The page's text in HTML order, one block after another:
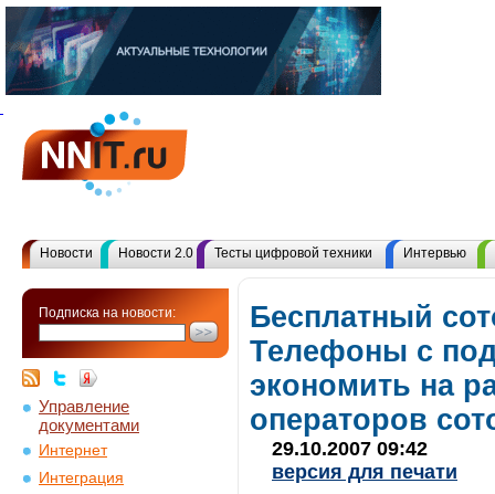
Новости Новости 2.0 Тесты цифровой техники Интервью
Подписка на новости:
Управление
документами
Интернет
Интеграция
Бесплатный
Телефоны с
экономить на
операторов
29.10.2007 09:42
версия для печати